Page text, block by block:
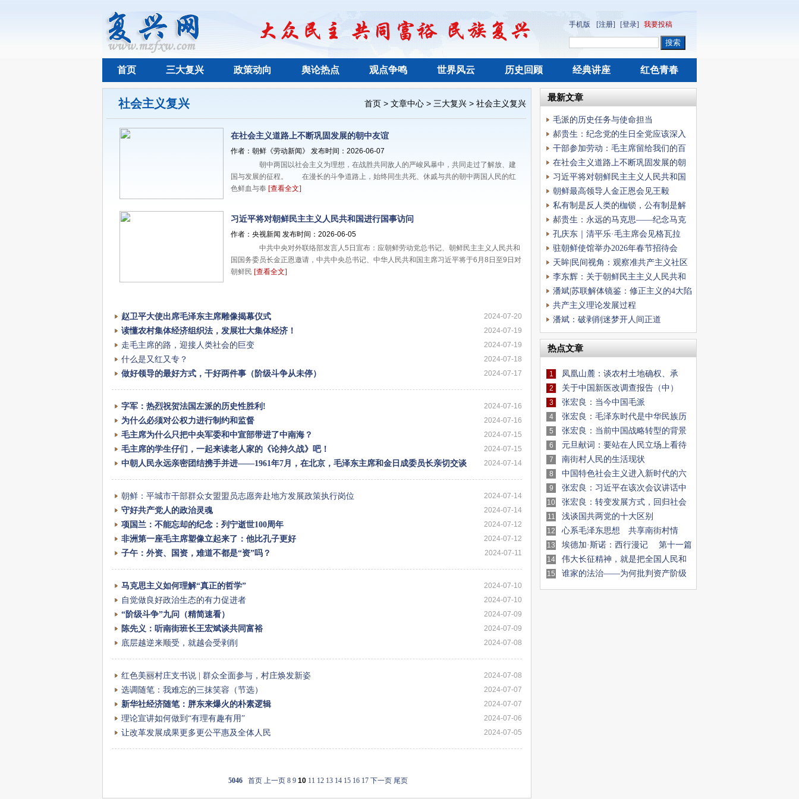
手机版 [注册] [登录] 我要投稿
首页 三大复兴 政策动向 舆论热点 观点争鸣 世界风云 历史回顾 经典讲座 红色青春
社会主义复兴 首页 > 文章中心 > 三大复兴 > 社会主义复兴
在社会主义道路上不断巩固发展的朝中友谊
作者：朝鲜《劳动新闻》 发布时间：2026-06-07
朝中两国以社会主义为理想，在战胜共同敌人的严峻风暴中，共同走过了解放、建
国与发展的征程。 在漫长的斗争道路上，始终同生共死、休戚与共的朝中两国人民的红
色鲜血与奉 [查看全文]
习近平将对朝鲜民主主义人民共和国进行国事访问
作者：央视新闻 发布时间：2026-06-05
中共中央对外联络部发言人5日宣布：应朝鲜劳动党总书记、朝鲜民主主义人民共和
国国务委员长金正恩邀请，中共中央总书记、中华人民共和国主席习近平将于6月8日至9日对
朝鲜民 [查看全文]
2024-07-20
赵卫平大使出席毛泽东主席雕像揭幕仪式
2024-07-19
读懂农村集体经济组织法，发展壮大集体经济！
2024-07-19
走毛主席的路，迎接人类社会的巨变
2024-07-18
什么是又红又专？
2024-07-17
做好领导的最好方式，干好两件事（阶级斗争从未停）
2024-07-16
字军：热烈祝贺法国左派的历史性胜利!
2024-07-16
为什么必须对公权力进行制约和监督
2024-07-15
毛主席为什么只把中央军委和中宣部带进了中南海？
2024-07-15
毛主席的学生仔们，一起来读老人家的《论持久战》吧！
2024-07-14
中朝人民永远亲密团结携手并进——1961年7月，在北京，毛泽东主席和金日成委员长亲切交谈
2024-07-14
朝鲜：平城市干部群众女盟盟员志愿奔赴地方发展政策执行岗位
2024-07-14
守好共产党人的政治灵魂
2024-07-12
项国兰：不能忘却的纪念：列宁逝世100周年
2024-07-12
非洲第一座毛主席塑像立起来了：他比孔子更好
2024-07-11
子午：外资、国资，难道不都是“资”吗？
2024-07-10
马克思主义如何理解“真正的哲学”
2024-07-10
自觉做良好政治生态的有力促进者
2024-07-09
“阶级斗争”九问（精简速看）
2024-07-09
陈先义：听南街班长王宏斌谈共同富裕
2024-07-08
底层越逆来顺受，就越会受剥削
2024-07-08
红色美丽村庄支书说 | 群众全面参与，村庄焕发新姿
2024-07-07
选调随笔：我难忘的三抹笑容（节选）
2024-07-07
新华社经济随笔：胖东来爆火的朴素逻辑
2024-07-06
理论宣讲如何做到“有理有趣有用”
2024-07-05
让改革发展成果更多更公平惠及全体人民
5046 首页 上一页 8 9 10 11 12 13 14 15 16 17 下一页 尾页
最新文章
毛派的历史任务与使命担当
郝贵生：纪念党的生日全党应该深入
学习和研究《共
干部参加劳动：毛主席留给我们的百
年大计
在社会主义道路上不断巩固发展的朝
中友谊
习近平将对朝鲜民主主义人民共和国
进行国事访问
朝鲜最高领导人金正恩会见王毅
私有制是反人类的枷锁，公有制是解
放人性的光辉!
郝贵生：永远的马克思——纪念马克
思逝世143周年
孔庆东｜清平乐·毛主席会见格瓦拉
驻朝鲜使馆举办2026年春节招待会
暨“平壤欢乐春
天眸|民间视角：观察准共产主义社区
南街村
李东辉：关于朝鲜民主主义人民共和
国革命继承问题
潘斌|苏联解体镜鉴：修正主义的4大陷
阱与5大反修
共产主义理论发展过程
潘斌：破剥削迷梦开人间正道
热点文章
1 凤凰山麓：谈农村土地确权、承
包、流转、私有
2 关于中国新医改调查报告（中）
3 张宏良：当今中国毛派
4 张宏良：毛泽东时代是中华民族历
史上最辉煌的
5 张宏良：当前中国战略转型的背景
和意义
6 元旦献词：要站在人民立场上看待
历史
7 南街村人民的生活现状
8 中国特色社会主义进入新时代的六
个依据
9 张宏良：习近平在该次会议讲话中
罕见指出〝要
10 张宏良：转变发展方式，回归社会
主义，建设强大国
11 浅谈国共两党的十大区别
12 心系毛泽东思想 共享南街村情
13 埃德加·斯诺：西行漫记 第十一篇
回到保安
14 伟大长征精神，就是把全国人民和
中华民族的根
15 谁家的法治——为何批判资产阶级
法权，砸烂公